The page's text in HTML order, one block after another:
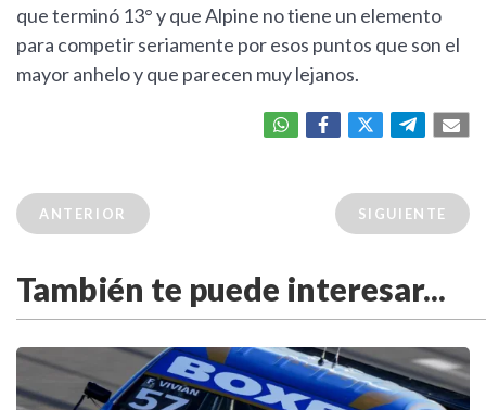
que terminó 13° y que Alpine no tiene un elemento
para competir seriamente por esos puntos que son el
mayor anhelo y que parecen muy lejanos.
ANTERIOR SIGUIENTE
También te puede interesar...